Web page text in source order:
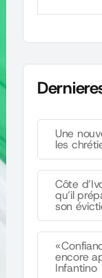
Une
les
Côte
qu’il
son
«
encore
Infantino